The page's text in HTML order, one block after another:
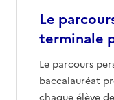
Le
terminale
Le parcours
baccalauréat